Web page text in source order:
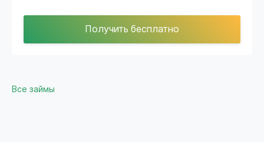
Получить бесплатно
Все займы